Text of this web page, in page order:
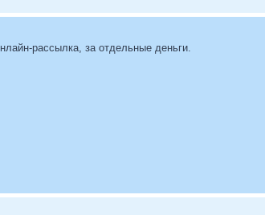
рассылка, за отдельные деньги.